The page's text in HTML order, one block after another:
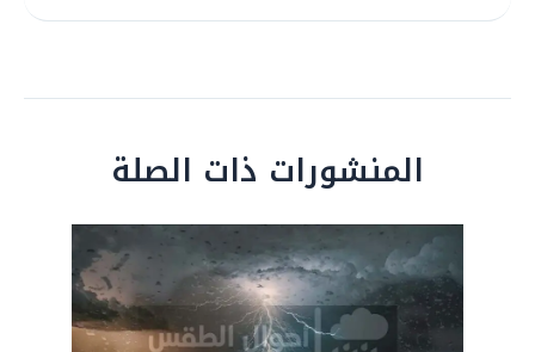
المنشورات ذات الصلة